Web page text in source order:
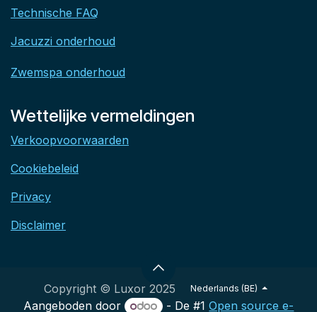
Technische FAQ
Jacuzzi onderhoud
Zwemspa onderhoud
Wettelijke vermeldingen
Verkoopvoorwaarden
Cookiebeleid
Privacy
Disclaimer
Copyright © Luxor 2025 Nederlands (BE)
Aangeboden door - De #1Open source e-